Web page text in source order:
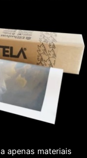
apenas materiais